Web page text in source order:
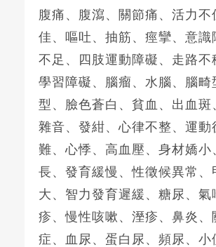
腹痛、腹瀉、關節痛、活力不
佳、嘔吐、抽筋、痙攣、意識
不足、四肢運動障礙、走路不
學習障礙、腦瘤、水腦、腦畸
型、臉色蒼白、貧血、出血斑
雜音、發紺、心律不整、運動
難、心悸、高血壓、身材嬌小
長、發育緩慢、性徵候異常、
大、智力發育遲緩、糖尿、氣
疹、慢性咳嗽、溼疹、鼻炎、
症、血尿、蛋白尿、頻尿、小